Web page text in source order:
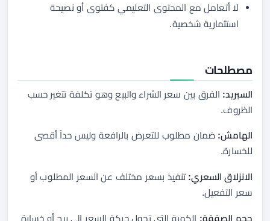
لا أتعامل مع المحتوى التعليمي كفتوى أو نصيحة
استثمارية شخصية.
مصطلحات
السبريد: الفرق بين سعر الشراء والبيع وهو تكلفة تتغير حسب
الظروف.
الهامش: ضمان مطلوب للتعرض بالرافعة وليس حداً أقصى
للخسارة.
الانزلاق السعري: تنفيذ بسعر مختلف عن السعر المطلوب أو
سعر التفعيل.
حجم الصفقة: الكمية التي تحول حركة السعر إلى ربح أو خسارة